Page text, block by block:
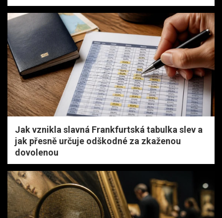
Jak vznikla slavná Frankfurtská tabulka slev a
jak přesně určuje odškodné za zkaženou
dovolenou